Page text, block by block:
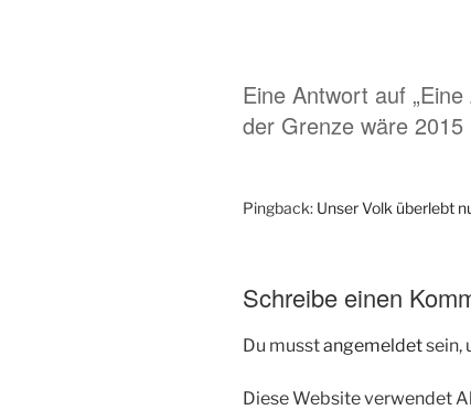
Eine Antwort auf
der Grenze wäre 2015
Pingback: Unser Volk überlebt
Schreibe einen
Du musstangemeldetsein,
Diese Website verwendet